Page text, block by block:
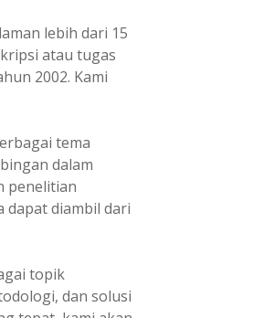
lebih dari 15
atau tugas
2002. Kami
tema
dalam
penelitian
dapat diambil dari
topik
dan solusi